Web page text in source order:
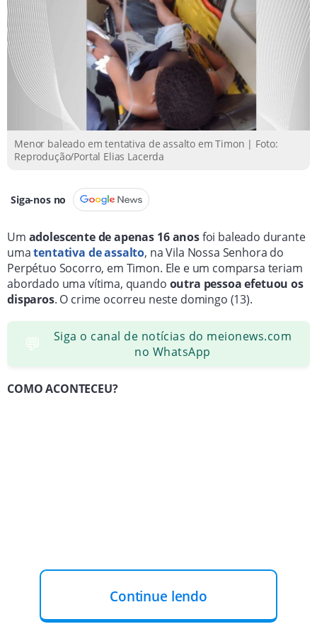
Menor baleado em tentativa de assalto em Timon | Foto:
Reprodução/Portal Elias Lacerda
Siga-nos no
Um adolescente de apenas 16 anosfoi baleado durante
umatentativa de assalto, na Vila Nossa Senhora do
Perpétuo Socorro, em Timon. Ele e um comparsa teriam
abordado uma vítima, quando outra pessoa efetuou os
disparos. O crime ocorreu neste domingo (13).
💬
Siga o canal de notícias do meionews.com
no WhatsApp
COMO ACONTECEU?
Continue lendo